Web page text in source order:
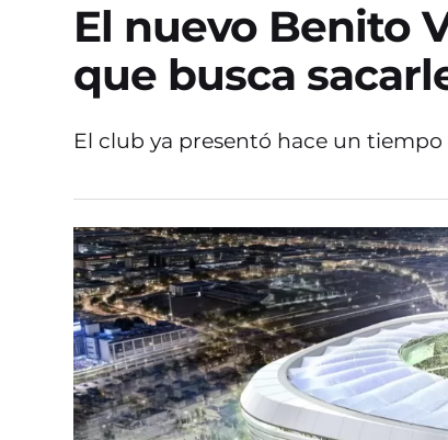
El nuevo Benito
que busca
El club ya presentó hace un